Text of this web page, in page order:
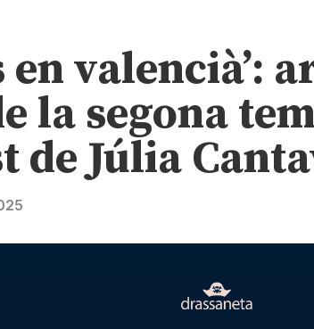
en valencià’:
la segona
de Júlia